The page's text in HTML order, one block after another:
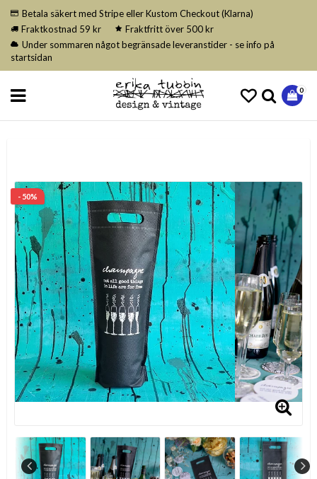
Betala säkert med Stripe eller Kustom Checkout (Klarna)
Fraktkostnad 59 kr
Fraktfritt över 500 kr
Under sommaren något begränsade leveranstider - se info på
startsidan
0
- 50%